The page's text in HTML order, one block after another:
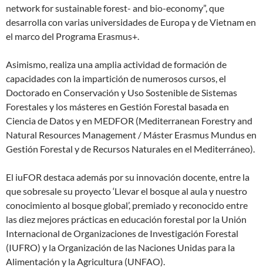
network for sustainable forest- and bio-economy”, que
desarrolla con varias universidades de Europa y de Vietnam en
el marco del Programa Erasmus+.
Asimismo, realiza una amplia actividad de formación de
capacidades con la impartición de numerosos cursos, el
Doctorado en Conservación y Uso Sostenible de Sistemas
Forestales y los másteres en Gestión Forestal basada en
Ciencia de Datos y en MEDFOR (Mediterranean Forestry and
Natural Resources Management / Máster Erasmus Mundus en
Gestión Forestal y de Recursos Naturales en el Mediterráneo).
El iuFOR destaca además por su innovación docente, entre la
que sobresale su proyecto ‘Llevar el bosque al aula y nuestro
conocimiento al bosque global’, premiado y reconocido entre
las diez mejores prácticas en educación forestal por la Unión
Internacional de Organizaciones de Investigación Forestal
(IUFRO) y la Organización de las Naciones Unidas para la
Alimentación y la Agricultura (UNFAO).